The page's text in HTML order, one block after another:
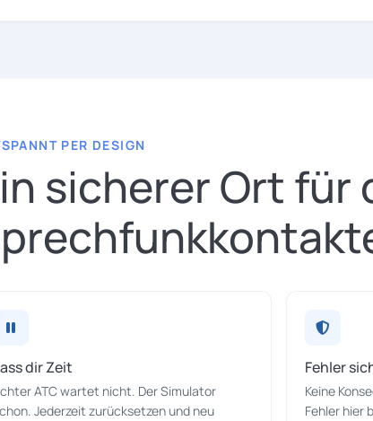
PER DESIGN
sicherer Ort für
dir Zeit
ATC wartet nicht. Der Simulator
Jederzeit zurücksetzen und neu
Fehler
Keine
Fehler hier